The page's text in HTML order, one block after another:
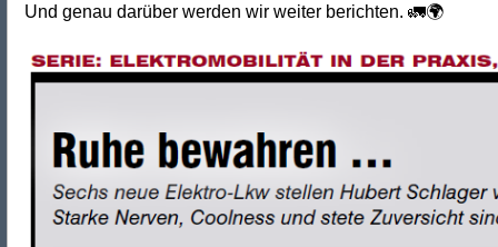
Und genau darüber werden wir weiter berichten. 🚛🌍